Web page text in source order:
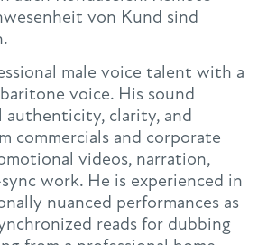
von Kund sind
male voice talent with a
voice. His sound
authenticity, clarity, and
and corporate
videos, narration,
work. He is experienced in
nuanced performances as
reads for dubbing